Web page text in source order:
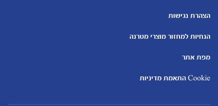
הצהרת נגישות
הנחיות למחזור מוצרי מטרנה
מפת אתר
Cookie התאמת מדיניות